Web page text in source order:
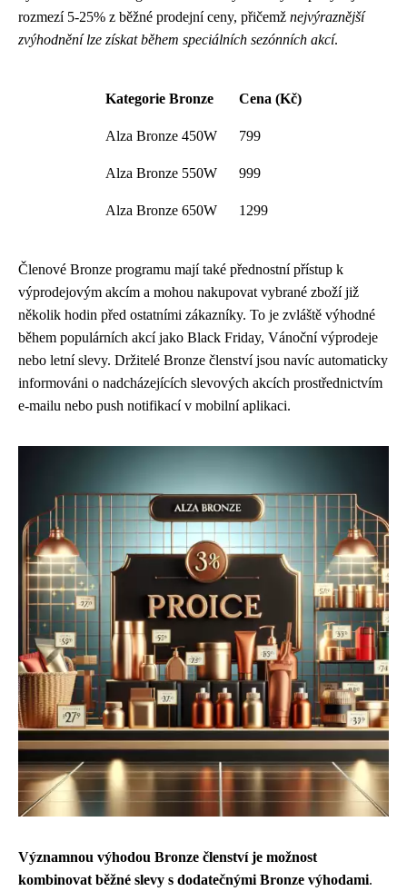
rozmezí 5-25% z běžné prodejní ceny, přičemž nejvýraznější
zvýhodnění lze získat během speciálních sezónních akcí.
Kategorie Bronze Cena (Kč)
Alza Bronze 450W 799
Alza Bronze 550W 999
Alza Bronze 650W 1299
Členové Bronze programu mají také přednostní přístup k
výprodejovým akcím a mohou nakupovat vybrané zboží již
několik hodin před ostatními zákazníky. To je zvláště výhodné
během populárních akcí jako Black Friday, Vánoční výprodeje
nebo letní slevy. Držitelé Bronze členství jsou navíc automaticky
informováni o nadcházejících slevových akcích prostřednictvím
e-mailu nebo push notifikací v mobilní aplikaci.
Významnou výhodou Bronze členství je možnost
kombinovat běžné slevy s dodatečnými Bronze výhodami.